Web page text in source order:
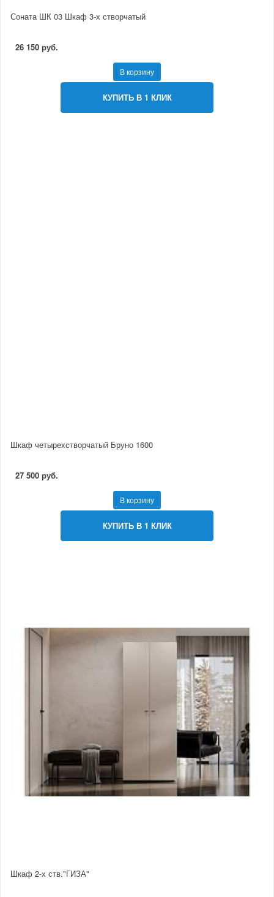
Соната ШК 03 Шкаф 3-х створчатый
26 150 руб.
В корзину
КУПИТЬ В 1 КЛИК
Шкаф четырехстворчатый Бруно 1600
27 500 руб.
В корзину
КУПИТЬ В 1 КЛИК
Шкаф 2-х ств."ГИЗА"